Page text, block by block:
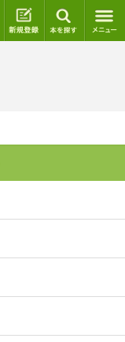
ログイン 新規登録